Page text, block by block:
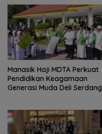
Manasik Haji MDTA Perkuat
Pendidikan Keagamaan
Generasi Muda Deli Serdang